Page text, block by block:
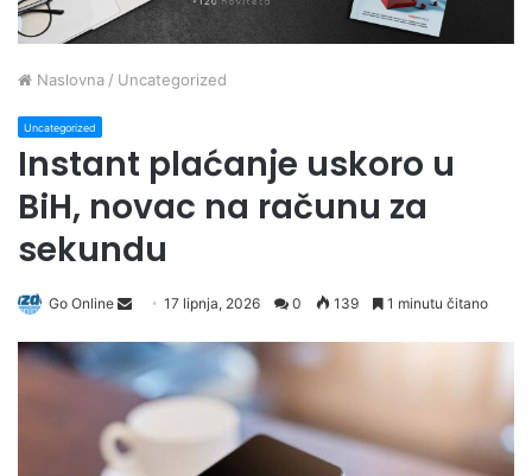
Naslovna / Uncategorized
Uncategorized
Instant plaćanje uskoro u
BiH, novac na računu za
sekundu
Go Online
Send17 lipnja, 2026 0 139 1 minutu čitano